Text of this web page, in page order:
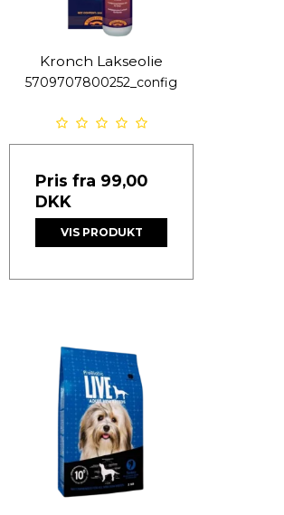
Kronch Lakseolie
5709707800252_config
Pris fra 99,00
DKK
VIS PRODUKT